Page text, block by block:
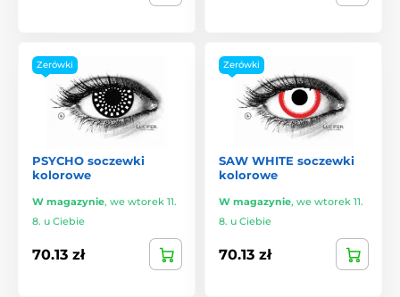
Zerówki
PSYCHO soczewki
kolorowe
W magazynie, we wtorek 11.
8. u Ciebie
70.13 zł
Zerówki
SAW WHITE soczewki
kolorowe
W magazynie, we wtorek 11.
8. u Ciebie
70.13 zł